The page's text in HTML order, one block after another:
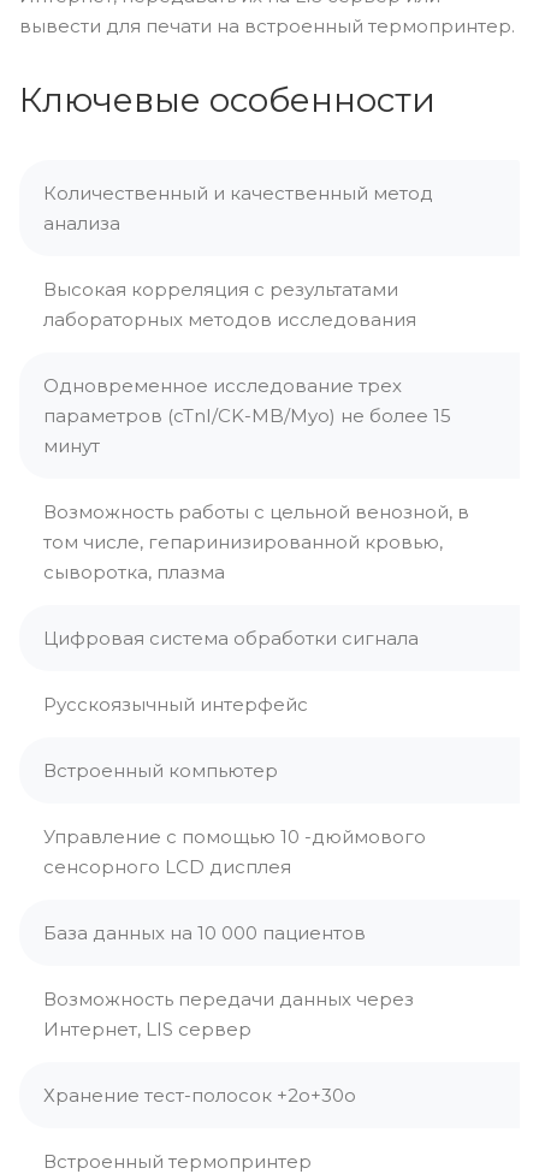
вывести для печати на встроенный термопринтер.
Ключевые особенности
Количественный и качественный метод
анализа
Высокая корреляция с результатами
лабораторных методов исследования
Одновременное исследование трех
параметров (cTnI/CK-MB/Myo) не более 15
минут
Возможность работы с цельной венозной, в
том числе, гепаринизированной кровью,
сыворотка, плазма
Цифровая система обработки сигнала
Русскоязычный интерфейс
Встроенный компьютер
Управление с помощью 10 -дюймового
сенсорного LCD дисплея
База данных на 10 000 пациентов
Возможность передачи данных через
Интернет, LIS сервер
Хранение тест-полосок +2о+30о
Встроенный термопринтер